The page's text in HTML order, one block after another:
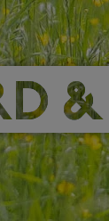
&
&